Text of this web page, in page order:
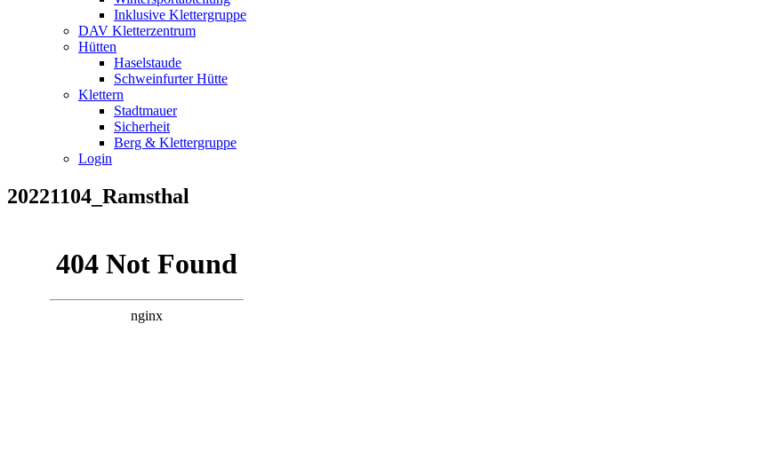
Inklusive Klettergruppe
DAV Kletterzentrum
Hütten
Haselstaude
Schweinfurter Hütte
Klettern
Stadtmauer
Sicherheit
Berg & Klettergruppe
Login
20221104_Ramsthal